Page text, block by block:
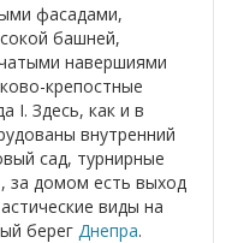
фасадами,
башней,
навершиями
крепостные
I. Здесь, как и в
внутренний
сад, турнирные
за домом есть выход
виды на
берег Днепра.